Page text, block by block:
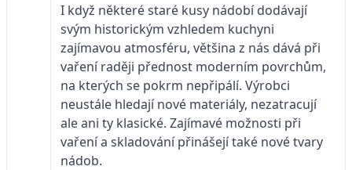
I když některé staré kusy nádobí dodávají
svým historickým vzhledem kuchyni
zajímavou atmosféru, většina z nás dává při
vaření raději přednost moderním povrchům,
na kterých se pokrm nepřipálí. Výrobci
neustále hledají nové materiály, nezatracují
ale ani ty klasické. Zajímavé možnosti při
vaření a skladování přinášejí také nové tvary
nádob.